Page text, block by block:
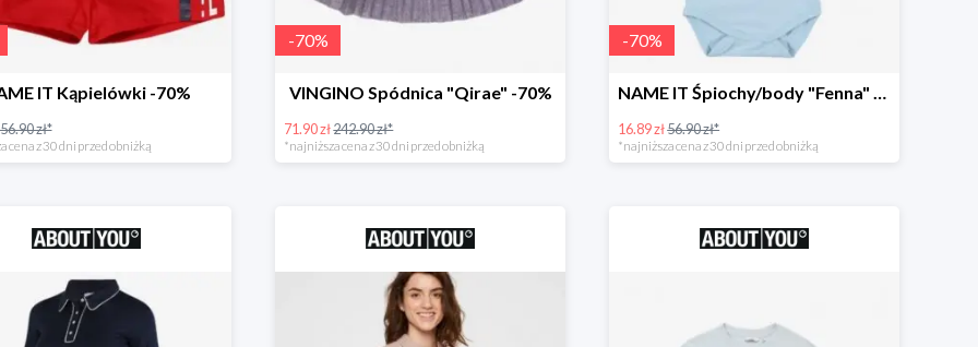
IT Kąpielówki -70%
56.90 zł*
cena z 30 dni przed obniżką
-70%
VINGINO Spódnica "Qirae" -70%
71.90 zł242.90 zł*
*najniższa cena z 30 dni przed obniżką
-70%
NAME IT Śpiochy/body "Fenna" -70%
16.89 zł56.90 zł*
*najniższa cena z 30 dni przed obniżką